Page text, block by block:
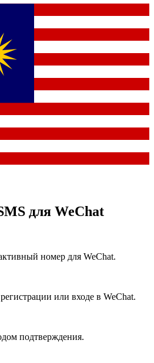
для WeChat
номер для WeChat.
или входе в WeChat.
подтверждения.